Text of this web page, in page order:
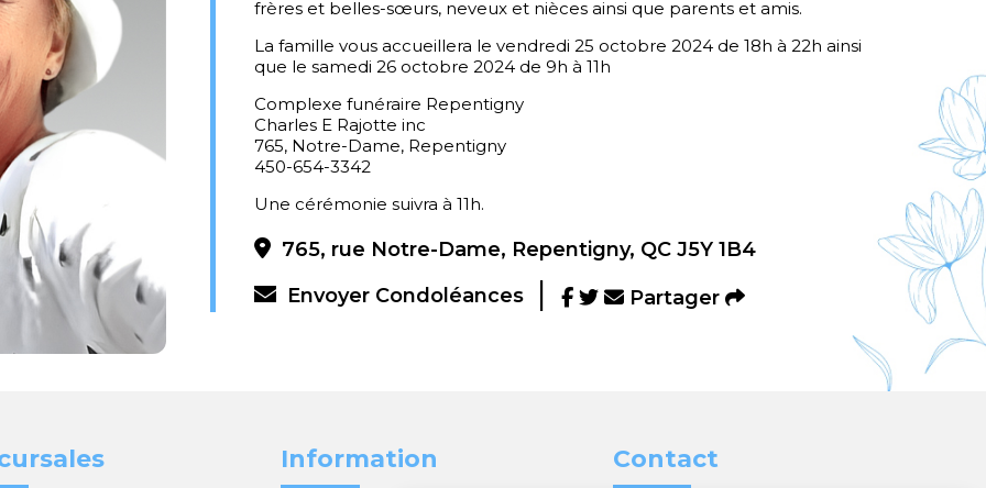
frères et belles-sœurs, neveux et nièces ainsi que parents et amis.
La famille vous accueillera le vendredi 25 octobre 2024 de 18h à 22h ainsi
que le samedi 26 octobre 2024 de 9h à 11h
Complexe funéraire Repentigny
Charles E Rajotte inc
765, Notre-Dame, Repentigny
450-654-3342
Une cérémonie suivra à 11h.
765, rue Notre-Dame, Repentigny, QC J5Y 1B4
Envoyer Condoléances
Partager
Information Contact